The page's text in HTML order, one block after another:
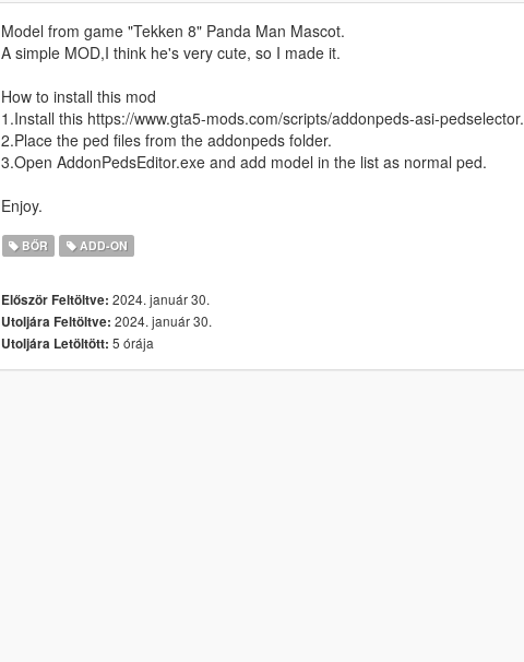
Model from game "Tekken 8" Panda Man Mascot.
A simple MOD,I think he's very cute, so I made it.
How to install this mod
1.Install this https://www.gta5-mods.com/scripts/addonpeds-asi-pedselector.
2.Place the ped files from the addonpeds folder.
3.Open AddonPedsEditor.exe and add model in the list as normal ped.
Enjoy.
BŐR ADD-ON
Először Feltöltve: 2024. január 30.
Utoljára Feltöltve: 2024. január 30.
Utoljára Letöltött: 5 órája